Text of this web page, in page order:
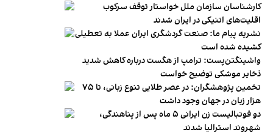
کارشناسان سازمان ملل خواستار توقف سرکوب
اقلیت‌های اتنیکی در ایران شدند
نشریه پیام ما: صنعت گردشگری ایران عملا به تعطیلی
کشیده شده است
واشینگتن‌پست: ترامپ از هگست درباره کاهش شدید
ذخایر موشکی توضیح خواست
تخمین پژوهشگران: در عصر طلایی تنوع زبانی، تا ۷۵
هزار زبان در جهان وجود داشت
دو فوتبالیست زن ایرانی ۵ ماه پس از پناهندگی،
شهروند استرالیا شدند